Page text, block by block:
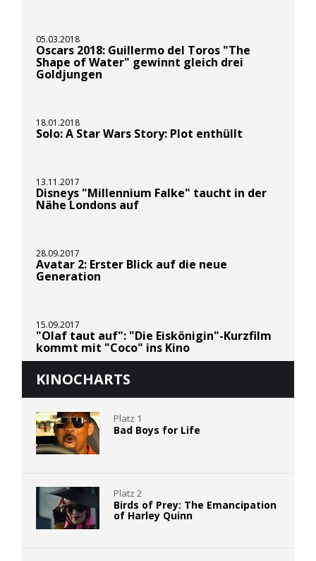
05.03.2018
Oscars 2018: Guillermo del Toros "The
Shape of Water" gewinnt gleich drei
Goldjungen
18.01.2018
Solo: A Star Wars Story: Plot enthüllt
13.11.2017
Disneys "Millennium Falke" taucht in der
Nähe Londons auf
28.09.2017
Avatar 2: Erster Blick auf die neue
Generation
15.09.2017
"Olaf taut auf": "Die Eiskönigin"-Kurzfilm
kommt mit "Coco" ins Kino
KINOCHARTS
Platz 1
Bad Boys for Life
Platz 2
Birds of Prey: The Emancipation
of Harley Quinn